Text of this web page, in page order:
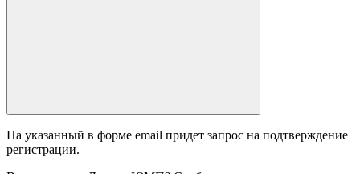
На указанный в форме email придет запрос на подтверждение
регистрации.